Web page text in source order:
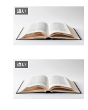
違い
違い